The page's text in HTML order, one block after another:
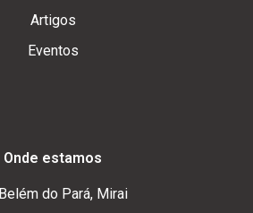
Artigos
Eventos
Onde estamos
Belém do Pará, Mirai